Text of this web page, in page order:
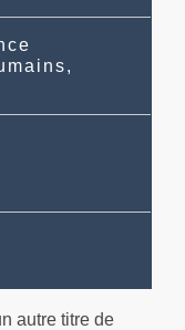
autre titre de